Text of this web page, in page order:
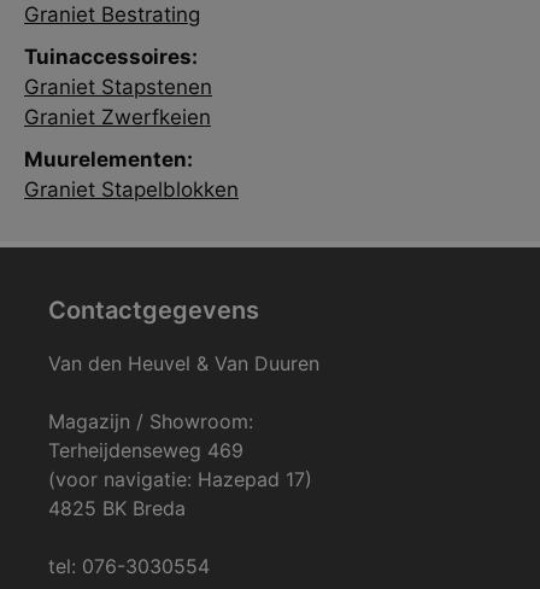
Graniet Bestrating
Tuinaccessoires:
Graniet Stapstenen
Graniet Zwerfkeien
Muurelementen:
Graniet Stapelblokken
Contactgegevens
Van den Heuvel & Van Duuren
Magazijn / Showroom:
Terheijdenseweg 469
(voor navigatie: Hazepad 17)
4825 BK Breda
tel: 076-3030554